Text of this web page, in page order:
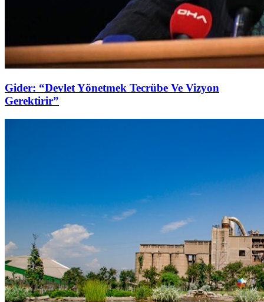
Gider: “Devlet Yönetmek Tecrübe Ve Vizyon
Gerektirir”